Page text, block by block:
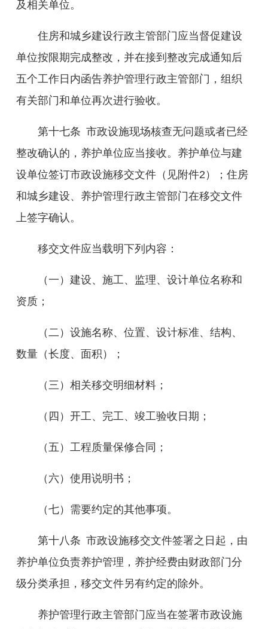
及相关单位。
住房和城乡建设行政主管部门应当督促建设
单位按 限期完成整改 ，并在接到整改完成通知后
五个工作日内函告养护管理行政主管部门 ，组织
有关部门和单位再次进行验收。
第十七条 市政设施现场核查无问题或者已经
整改确认的，养护单位应当接收。养护单位与建
设单位签订市政设施移交文件（见附件2 ）；住房
和城乡建设、养护管理行政主管部门在移交文件
上签字确认。
移交文件应当载明下列内容：
（一）建设、施工、监理、设计单位名称和
资质；
（二）设施名称、位置、设计标准、结构、
数量（长度、面积）；
（三）相关移交明细材料；
（四）开工、完工、竣工验收日期；
（五）工程质量保修合同；
（六）使用说明书；
（七）需要约定的其他事项。
第十八条 市政设施移交文件签署之日起，由
养护单位负责养护管理，养护经费由财政部门分
级分类承担，移交文件另有约定的除外。
养护管理行政主管部门应当在签署市政设施